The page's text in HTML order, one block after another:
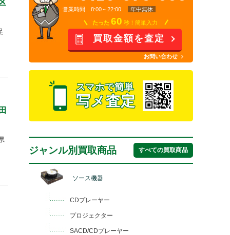
営業時間 8:00～22:00 年中無休
たった 60 秒！簡単入力
買取金額を査定
お問い合わせ
スマホで簡単
写メ査定
ジャンル別買取商品 すべての買取商品
ソース機器
CDプレーヤー
プロジェクター
SACD/CDプレーヤー